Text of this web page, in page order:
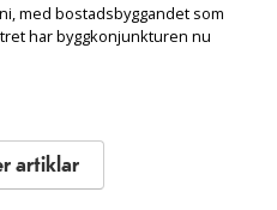
med bostadsbyggandet som
har byggkonjunkturen nu
artiklar